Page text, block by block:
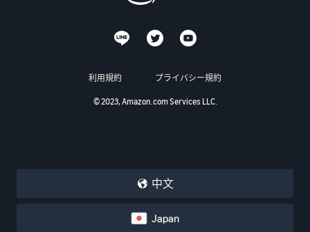
利用規約 プライバシー規約
© 2023, Amazon.com Services LLC.
中文
Japan